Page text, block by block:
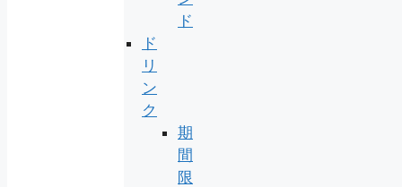
ド
ド
リ
ン
ク
期
間
限